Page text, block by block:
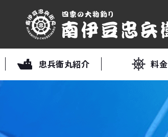
忠兵衛丸紹介 料金